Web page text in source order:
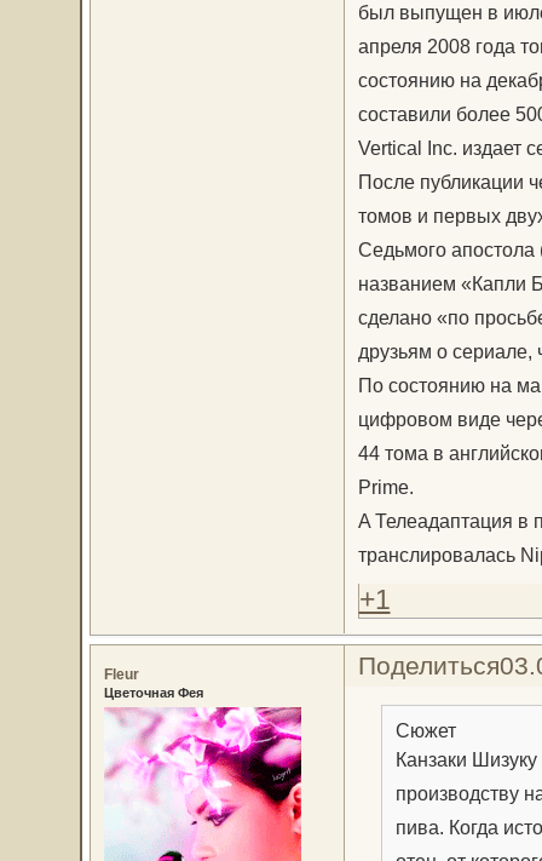
был выпущен в
апреля 2008 года
состоянию на
составили более
Vertical Inc. издает
После публикации
томов и первых
Седьмого апостола
названием «Капли
сделано «по
друзьям о сериале,
По состоянию на
цифровом виде
44 тома в
Prime.
A Телеадаптация в
транслировалась
+1
Поделиться
Fleur
Цветочная Фея
Сюжет
Канзаки
производству
пива. Когда